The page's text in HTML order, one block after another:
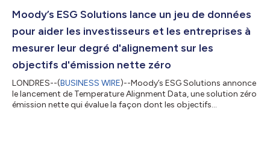
supervision d'Andrea Blackman, qui dirige Moody’s ESG
Solutions à l'internati...
Moody’s ESG Solutions lance un jeu de données
pour aider les investisseurs et les entreprises à
mesurer leur degré d'alignement sur les
objectifs d'émission nette zéro
LONDRES--(BUSINESS WIRE)--Moody’s ESG Solutions annonce
le lancement de Temperature Alignment Data, une solution zéro
émission nette qui évalue la façon dont les objectifs